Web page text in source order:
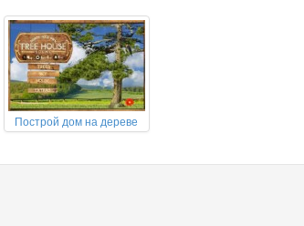
Построй дом на дереве